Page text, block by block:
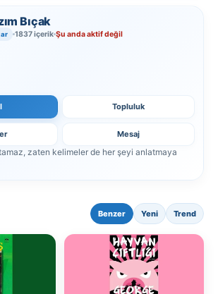
Bıçak
1837 içerik Şu anda aktif değil
Topluluk
Mesaj
zaten kelimeler de her şeyi anlatmaya
Benzer Yeni Trend